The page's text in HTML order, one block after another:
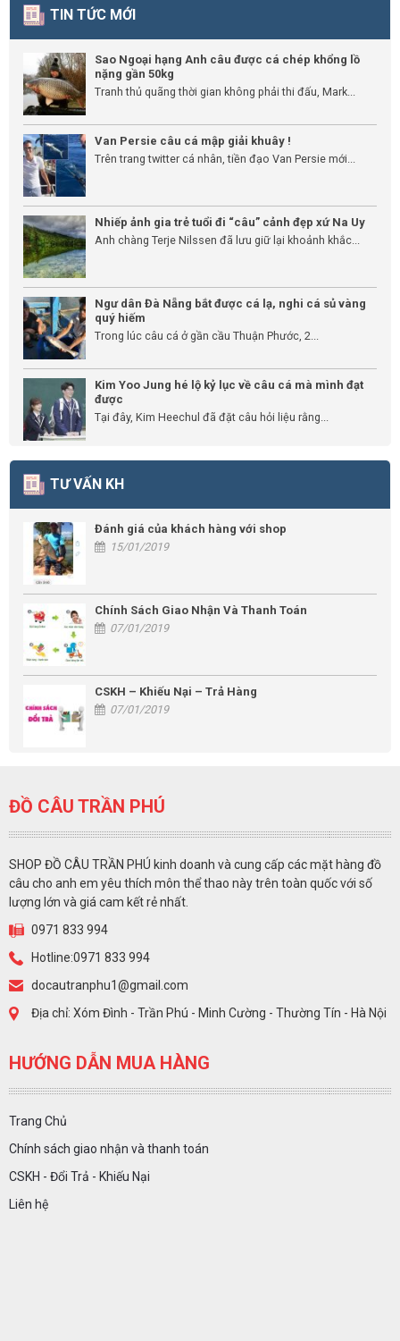
TIN TỨC MỚI
Sao Ngoại hạng Anh câu được cá chép khổng lồ
nặng gần 50kg
Tranh thủ quãng thời gian không phải thi đấu, Mark...
Van Persie câu cá mập giải khuây !
Trên trang twitter cá nhân, tiền đạo Van Persie mới...
Nhiếp ảnh gia trẻ tuổi đi “câu” cảnh đẹp xứ Na Uy
Anh chàng Terje Nilssen đã lưu giữ lại khoảnh khắc...
Ngư dân Đà Nẵng bắt được cá lạ, nghi cá sủ vàng
quý hiếm
Trong lúc câu cá ở gần cầu Thuận Phước, 2...
Kim Yoo Jung hé lộ kỷ lục về câu cá mà mình đạt
được
Tại đây, Kim Heechul đã đặt câu hỏi liệu rằng...
TƯ VẤN KH
Đánh giá của khách hàng với shop
15/01/2019
Chính Sách Giao Nhận Và Thanh Toán
07/01/2019
CSKH – Khiếu Nại – Trả Hàng
07/01/2019
ĐỒ CÂU TRẦN PHÚ
SHOP ĐỒ CÂU TRẦN PHÚ kinh doanh và cung cấp các mặt hàng đồ
câu cho anh em yêu thích môn thể thao này trên toàn quốc với số
lượng lớn và giá cam kết rẻ nhất.
0971 833 994
Hotline:0971 833 994
docautranphu1@gmail.com
Địa chỉ: Xóm Đình - Trần Phú - Minh Cường - Thường Tín - Hà Nội
HƯỚNG DẪN MUA HÀNG
Trang Chủ
Chính sách giao nhận và thanh toán
CSKH - Đổi Trả - Khiếu Nại
Liên hệ